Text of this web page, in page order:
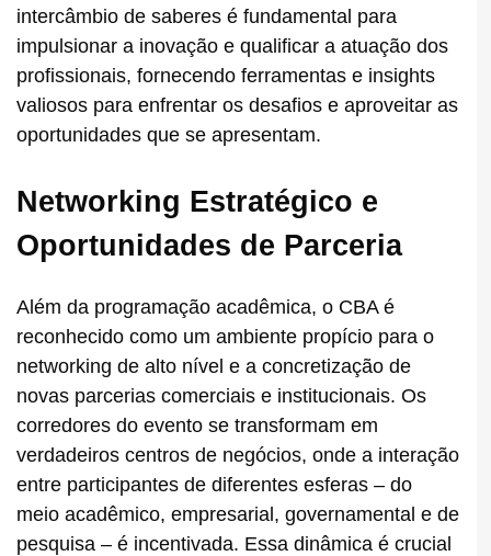
intercâmbio de saberes é fundamental para
impulsionar a inovação e qualificar a atuação dos
profissionais, fornecendo ferramentas e insights
valiosos para enfrentar os desafios e aproveitar as
oportunidades que se apresentam.
Networking Estratégico e
Oportunidades de Parceria
Além da programação acadêmica, o CBA é
reconhecido como um ambiente propício para o
networking de alto nível e a concretização de
novas parcerias comerciais e institucionais. Os
corredores do evento se transformam em
verdadeiros centros de negócios, onde a interação
entre participantes de diferentes esferas – do
meio acadêmico, empresarial, governamental e de
pesquisa – é incentivada. Essa dinâmica é crucial